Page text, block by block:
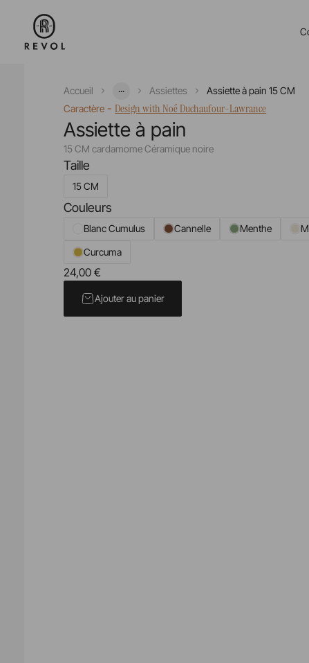
Accueil ... Assiettes
Assiette à pain 15 CM
Caractère -Design with Noé Duchaufour-Lawrance
Assiette à pain
15 CM cardamome Céramique noire
Taille
15 CM
Couleurs
Blanc Cumulus Cannelle Menthe
Curcuma
24,00 €
Ajouter au panier